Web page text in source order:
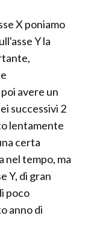
X poniamo
Y la
avere un
successivi 2
lentamente
certa
nel tempo, ma
Y, di gran
poco
anno di